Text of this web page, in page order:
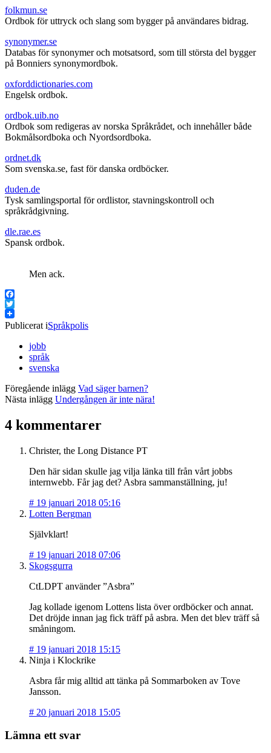
folkmun.se
Ordbok för uttryck och slang som bygger på användares bidrag.
synonymer.se
Databas för synonymer och motsatsord, som till största del bygger
på Bonniers synonymordbok.
oxforddictionaries.com
Engelsk ordbok.
ordbok.uib.no
Ordbok som redigeras av norska Språkrådet, och innehåller både
Bokmålsordboka och Nyordsordboka.
ordnet.dk
Som svenska.se, fast för danska ordböcker.
duden.de
Tysk samlingsportal för ordlistor, stavningskontroll och
språkrådgivning.
dle.rae.es
Spansk ordbok.
Men ack.
Facebook
Twitter
Publicerat iSpråkpolis
jobb
språk
svenska
Föregående inlägg Vad säger barnen?
Nästa inlägg Undergången är inte nära!
4 kommentarer
Christer, the Long Distance PT
Den här sidan skulle jag vilja länka till från vårt jobbs
internwebb. Får jag det? Asbra sammanställning, ju!
# 19 januari 2018 05:16
Lotten Bergman
Självklart!
# 19 januari 2018 07:06
Skogsgurra
CtLDPT använder ”Asbra”
Jag kollade igenom Lottens lista över ordböcker och annat.
Det dröjde innan jag fick träff på asbra. Men det blev träff så
småningom.
# 19 januari 2018 15:15
Ninja i Klockrike
Asbra får mig alltid att tänka på Sommarboken av Tove
Jansson.
# 20 januari 2018 15:05
Lämna ett svar